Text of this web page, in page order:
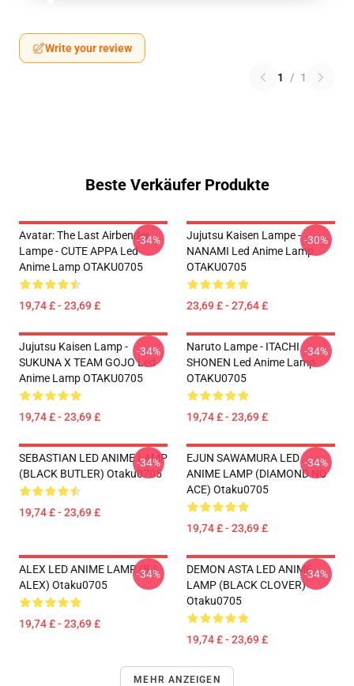
Write your review
1 / 1
Beste Verkäufer Produkte
Avatar: The Last Airbender
Lampe - CUTE APPA Led
Anime Lamp OTAKU0705
19,74 £ - 23,69 £
-34%
Jujutsu Kaisen Lampe -
NANAMI Led Anime Lamp
OTAKU0705
23,69 £ - 27,64 £
-30%
Jujutsu Kaisen Lamp -
SUKUNA X TEAM GOJO Led
Anime Lamp OTAKU0705
19,74 £ - 23,69 £
-34%
Naruto Lampe - ITACHI
SHONEN Led Anime Lamp
OTAKU0705
19,74 £ - 23,69 £
-34%
SEBASTIAN LED ANIME LAMP
(BLACK BUTLER) Otaku0705
19,74 £ - 23,69 £
-34%
EJUN SAWAMURA LED
ANIME LAMP (DIAMOND NO
ACE) Otaku0705
19,74 £ - 23,69 £
-34%
ALEX LED ANIME LAMP (BJ
ALEX) Otaku0705
19,74 £ - 23,69 £
-34%
DEMON ASTA LED ANIME
LAMP (BLACK CLOVER)
Otaku0705
19,74 £ - 23,69 £
-34%
MEHR ANZEIGEN